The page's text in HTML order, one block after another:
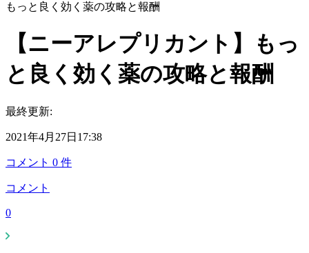
もっと良く効く薬の攻略と報酬
【ニーアレプリカント】もっ
と良く効く薬の攻略と報酬
最終更新:
2021年4月27日17:38
コメント 0 件
コメント
0